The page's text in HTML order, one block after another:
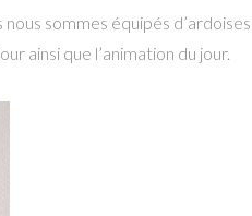
sommes équipés
ainsi que l’animation du jour.